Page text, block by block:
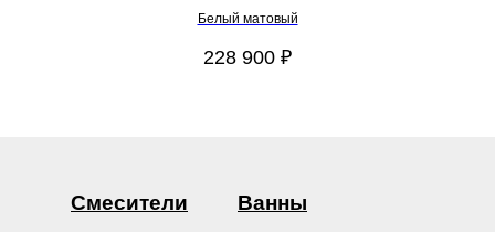
Белый матовый
228 900 ₽
Смесители Ванны